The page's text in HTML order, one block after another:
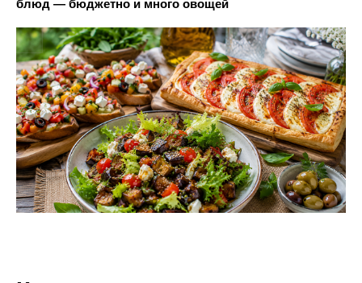
блюд — бюджетно и много овощей